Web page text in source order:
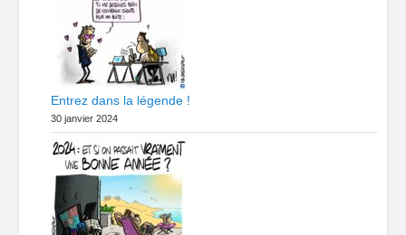
Entrez dans la légende !
30 janvier 2024